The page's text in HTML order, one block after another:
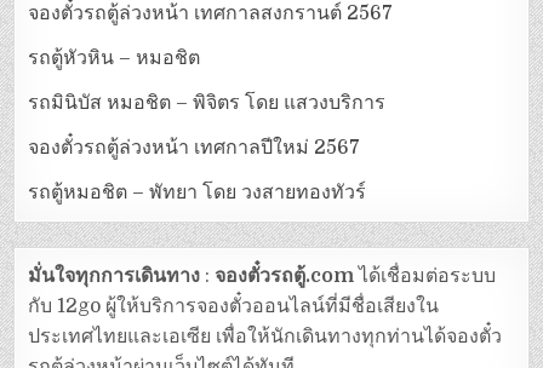
จองตั๋วรถตู้ล่วงหน้า เทศกาลสงกรานต์ 2567
รถตู้หัวหิน – หมอชิต
รถมินิบัส หมอชิต – พิจิตร โดย แสวงบริการ
จองตั๋วรถตู้ล่วงหน้า เทศกาลปีใหม่ 2567
รถตู้หมอชิต – พัทยา โดย วงสายทองทัวร์
มั่นใจทุกการเดินทาง :จองตั๋วรถตู้.comได้เชื่อมต่อระบบ
กับ 12go ผู้ให้บริการจองตั๋วออนไลน์ที่มีชื่อเสียงใน
ประเทศไทยและเอเซีย เพื่อให้นักเดินทางทุกท่านได้จองตั๋ว